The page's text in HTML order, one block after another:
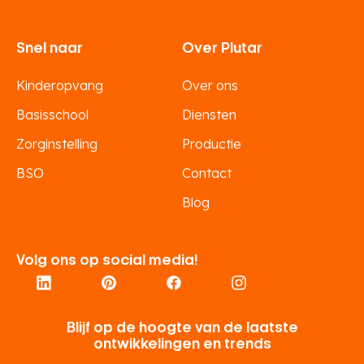
Volg ons op social media!
Snel naar
Kinderopvang
Basisschool
Zorginstelling
BSO
Over Plutar
Over ons
Diensten
Productie
Contact
Blog
Blijf op de hoogte van de laatste
ontwikkelingen en trends